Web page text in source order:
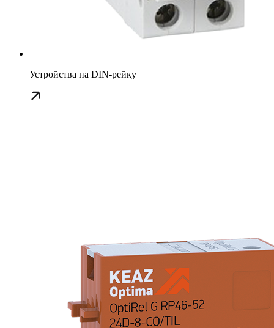
Устройства на DIN-рейку